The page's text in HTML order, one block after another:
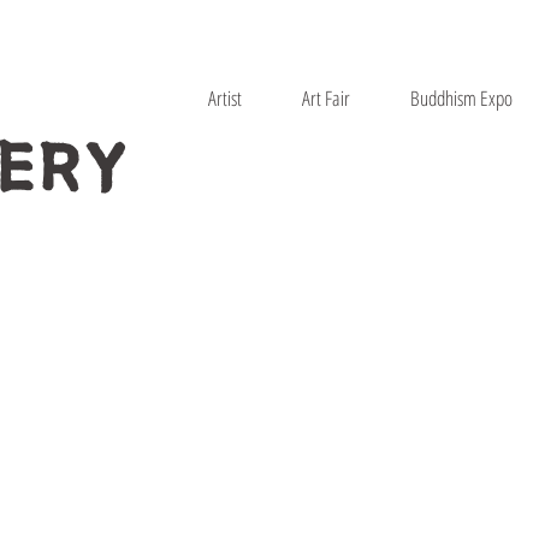
Artist Art Fair Buddhism Expo